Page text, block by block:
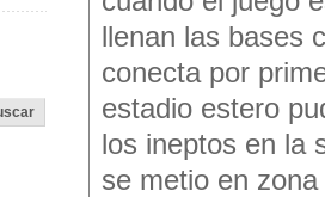
llenan las bases
conecta por
estadio estero
los ineptos en la
se metio en